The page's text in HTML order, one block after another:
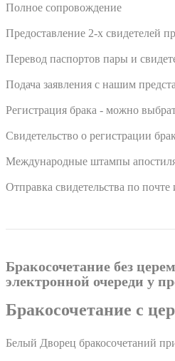
Полное сопровождение
Предоставление 2-х свидетелей
Перевод паспортов пары и
Подача заявления с нашим
Регистрация брака - можно
Свидетельство о регистрации
Международные штампы апостиля
Отправка свидетельства по
Бракосочетание без
электронной очереди у
Бракосочетание с
Белый Дворец бракосочетаний